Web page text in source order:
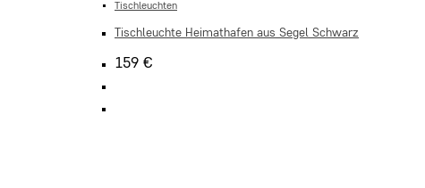
Tischleuchten
Tischleuchte Heimathafen aus Segel Schwarz
159 €